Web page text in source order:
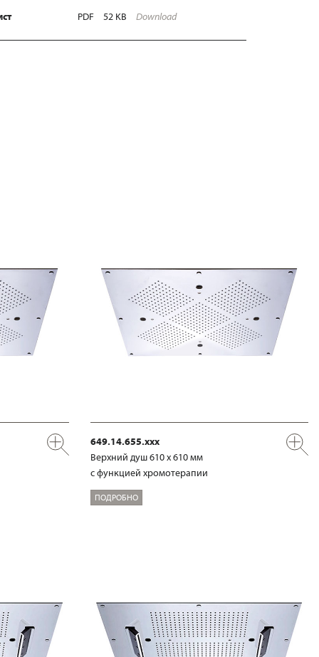
PDF 52 KB Download
649.14.655.xxx
Верхний душ 610 х 610 мм
с функцией хромотерапии
ПОДРОБНО